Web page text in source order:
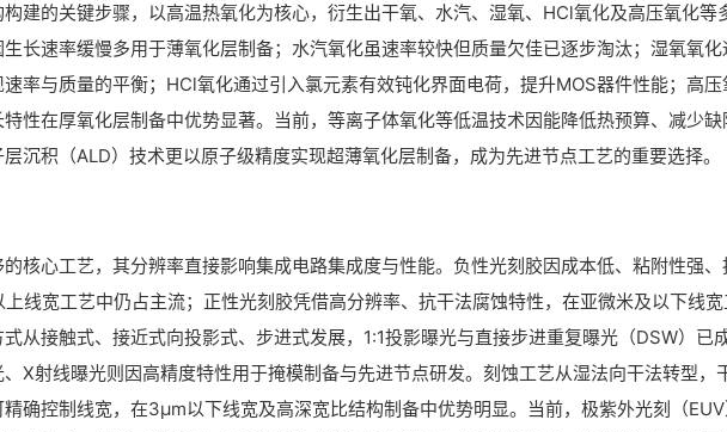
建的关键步骤，以高温热氧化为核心，衍生出干氧、水汽、湿氧、HCl氧化及高压氧化等
长速率缓慢多用于薄氧化层制备；水汽氧化虽速率较快但质量欠佳已逐步淘汰；湿氧氧化
率与质量的平衡；HCl氧化通过引入氯元素有效钝化界面电荷，提升MOS器件性能；高压
性在厚氧化层制备中优势显著。当前，等离子体氧化等低温技术因能降低热预算、减少缺
沉积（ALD）技术更以原子级精度实现超薄氧化层制备，成为先进节点工艺的重要选择。
核心工艺，其分辨率直接影响集成电路集成度与性能。负性光刻胶因成本低、粘附性强、
线宽工艺中仍占主流；正性光刻胶凭借高分辨率、抗干法腐蚀特性，在亚微米及以下线
从接触式、接近式向投影式、步进式发展，1:1投影曝光与直接步进重复曝光（DSW）已
X射线曝光则因高精度特性用于掩模制备与先进节点研发。刻蚀工艺从湿法向干法转型，
确控制线宽，在3μm以下线宽及高深宽比结构制备中优势明显。当前，极紫外光刻（